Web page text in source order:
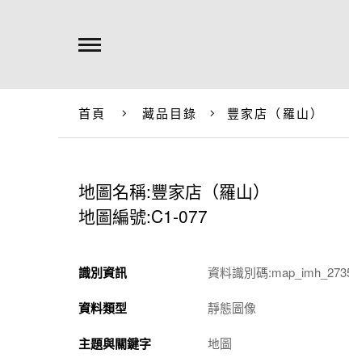
首頁 藏品目錄 豐家店（羅山）
地圖名稱:豐家店（羅山）
地圖編號:C1-077
識別資訊 資料識別碼
資料類型 靜態圖像
主題與關鍵字 地圖